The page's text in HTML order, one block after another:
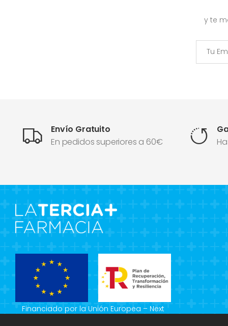
y te
Envío Gratuito
En pedidos superiores a 60€
Financiado por la Unión Europea – Next